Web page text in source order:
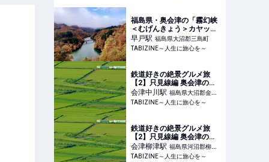
福島県・奥会津の「霧幻峡
＜むげんきょう＞カヤック
ツアー」雄大な只見川で紅
早戸駅 福島県大沼郡三島町
TABIZINE～人生に旅心を～
鉄道好きの絶景グルメ旅
【2】只見線編 奥会津の田
園風景と10個限定の姫ま
会津中川駅 福島県大沼郡金山
町
TABIZINE～人生に旅心を～
鉄道好きの絶景グルメ旅
【2】只見線編 奥会津の田
園風景と10個限定の姫ま
会津柳津駅 福島県河沼郡柳津
町
TABIZINE～人生に旅心を～